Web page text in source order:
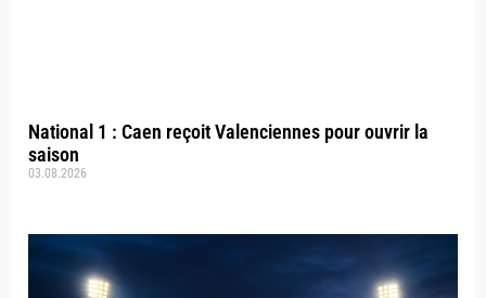
National 1 : Caen reçoit Valenciennes pour ouvrir la
saison
03.08.2026